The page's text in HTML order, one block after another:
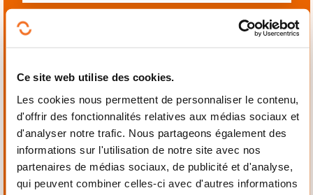
Ce site web utilise des cookies.
Les cookies nous permettent de personnaliser le contenu,
d'offrir des fonctionnalités relatives aux médias sociaux et
d'analyser notre trafic. Nous partageons également des
informations sur l'utilisation de notre site avec nos
partenaires de médias sociaux, de publicité et d'analyse,
qui peuvent combiner celles-ci avec d'autres informations
Réglementation hygiène agroalimentaire
Surgélation congélation